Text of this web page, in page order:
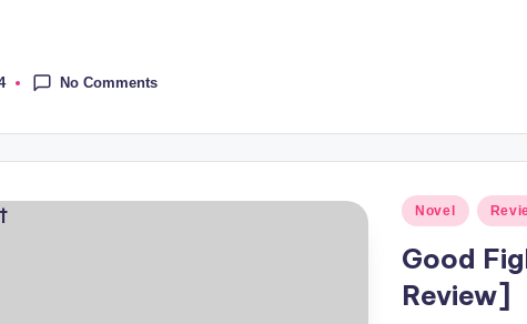
No Comments
Novel
Good
Review]